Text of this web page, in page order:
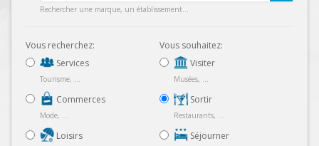
Rechercher une marque, un établissement...
Vous recherchez:
Services
Tourisme, ...
Commerces
Mode, ...
Loisirs
Vous souhaitez:
Visiter
Musées, ...
Sortir
Restaurants, ...
Séjourner